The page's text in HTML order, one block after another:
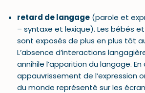
retard de langage (parole et
– syntaxe et lexique). Les bébés
sont exposés de plus en plus tôt
L’absence d’interactions
annihile l’apparition du langage. En
appauvrissement de l’expression
du monde représenté sur les